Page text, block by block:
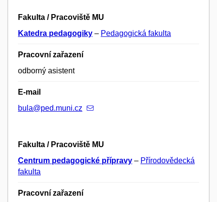
Fakulta / Pracoviště MU
Katedra pedagogiky – Pedagogická fakulta
Pracovní zařazení
odborný asistent
E-mail
bula@ped.muni.cz
Fakulta / Pracoviště MU
Centrum pedagogické přípravy – Přírodovědecká
fakulta
Pracovní zařazení